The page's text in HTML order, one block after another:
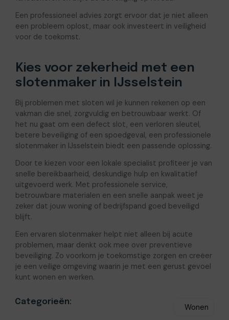
Een professioneel advies zorgt ervoor dat je niet alleen
een probleem oplost, maar ook investeert in veiligheid
voor de toekomst.
Kies voor zekerheid met een
slotenmaker in IJsselstein
Bij problemen met sloten wil je kunnen rekenen op een
vakman die snel, zorgvuldig en betrouwbaar werkt. Of
het nu gaat om een defect slot, een verloren sleutel,
betere beveiliging of een spoedgeval, een professionele
slotenmaker in IJsselstein biedt een passende oplossing.
Door te kiezen voor een lokale specialist profiteer je van
snelle bereikbaarheid, deskundige hulp en kwalitatief
uitgevoerd werk. Met professionele service,
betrouwbare materialen en een snelle aanpak weet je
zeker dat jouw woning of bedrijfspand goed beveiligd
blijft.
Een ervaren slotenmaker helpt niet alleen bij acute
problemen, maar denkt ook mee over preventieve
beveiliging. Zo voorkom je toekomstige zorgen en creëer
je een veilige omgeving waarin je met een gerust gevoel
kunt wonen en werken.
Categorieën:
Wonen